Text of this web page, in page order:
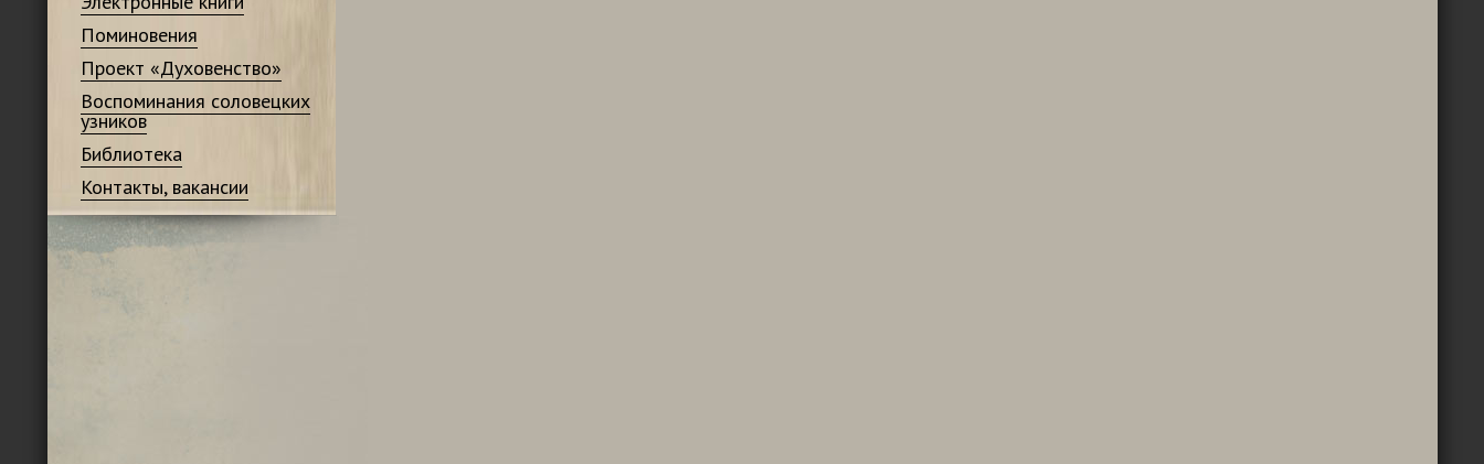
Поминовения
Проект «Духовенство»
Воспоминания соловецких
узников
Библиотека
Контакты, вакансии